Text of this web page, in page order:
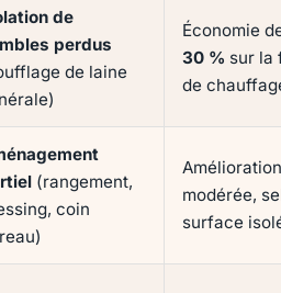
de
perdus
de laine
Économie
30 % sur la
de
(rangement,
coin
Amélioration
modérée,
surface